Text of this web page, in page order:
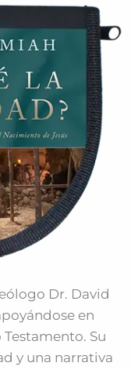
Dr. David
en
Su
y una narrativa